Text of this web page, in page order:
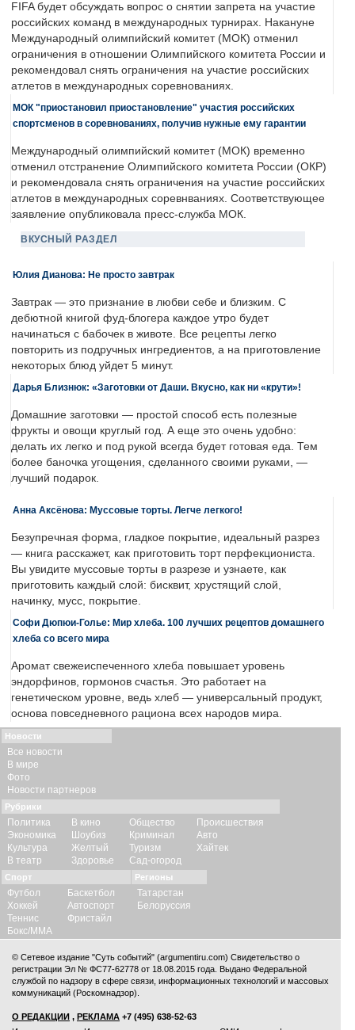
FIFA будет обсуждать вопрос о снятии запрета на участие
российских команд в международных турнирах. Накануне
Международный олимпийский комитет (МОК) отменил
ограничения в отношении Олимпийского комитета России и
рекомендовал снять ограничения на участие российских
атлетов в международных соревнованиях.
МОК "приостановил приостановление" участия российских
спортсменов в соревнованиях, получив нужные ему гарантии
Международный олимпийский комитет (МОК) временно
отменил отстранение Олимпийского комитета России (ОКР)
и рекомендовала снять ограничения на участие российских
атлетов в международных соревнваниях. Соответствующее
заявление опубликовала пресс-служба МОК.
ВКУСНЫЙ РАЗДЕЛ
Юлия Дианова: Не просто завтрак
Завтрак — это признание в любви себе и близким. С
дебютной книгой фуд-блогера каждое утро будет
начинаться с бабочек в животе. Все рецепты легко
повторить из подручных ингредиентов, а на приготовление
некоторых блюд уйдет 5 минут.
Дарья Близнюк: «Заготовки от Даши. Вкусно, как ни «крути»!
Домашние заготовки — простой способ есть полезные
фрукты и овощи круглый год. А еще это очень удобно:
делать их легко и под рукой всегда будет готовая еда. Тем
более баночка угощения, сделанного своими руками, —
лучший подарок.
Анна Аксёнова: Муссовые торты. Легче легкого!
Безупречная форма, гладкое покрытие, идеальный разрез
— книга расскажет, как приготовить торт перфекциониста.
Вы увидите муссовые торты в разрезе и узнаете, как
приготовить каждый слой: бисквит, хрустящий слой,
начинку, мусс, покрытие.
Софи Дюпюи-Голье: Мир хлеба. 100 лучших рецептов домашнего
хлеба со всего мира
Аромат свежеиспеченного хлеба повышает уровень
эндорфинов, гормонов счастья. Это работает на
генетическом уровне, ведь хлеб — универсальный продукт,
основа повседневного рациона всех народов мира.
Новости
Все новости
В мире
Фото
Новости партнеров
Рубрики
Политика
Экономика
Культура
В театр
В кино
Шоубиз
Желтый
Здоровье
Общество
Криминал
Туризм
Сад-огород
Происшествия
Авто
Хайтек
Спорт
Футбол
Хоккей
Теннис
Бокс/ММА
Баскетбол
Автоспорт
Фристайл
Регионы
Татарстан
Белоруссия
© Сетевое издание "Суть событий" (argumentiru.com) Свидетельство о
регистрации Эл № ФС77-62778 от 18.08.2015 года. Выдано Федеральной
службой по надзору в сфере связи, информационных технологий и массовых
коммуникаций (Роскомнадзор).
О РЕДАКЦИИ , РЕКЛАМА +7 (495) 638-52-63